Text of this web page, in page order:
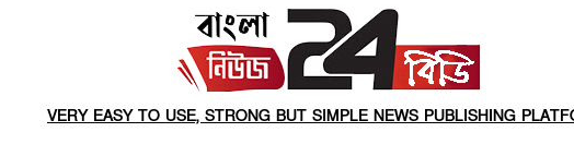
VERY EASY TO USE, STRONG BUT SIMPLE NEWS PUBLISHING